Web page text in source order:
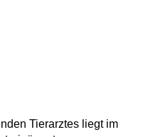
Tierarztes liegt im